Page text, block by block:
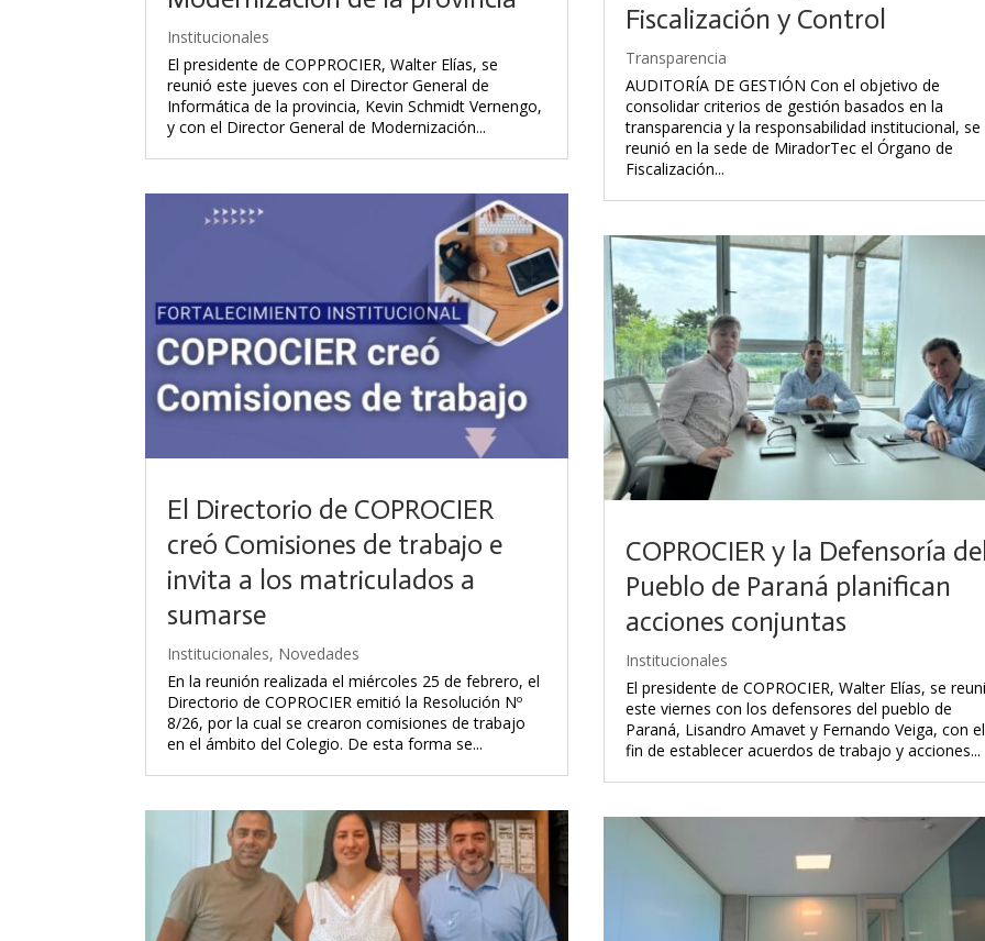
Institucionales
El presidente de COPPROCIER, Walter Elías, se
reunió este jueves con el Director General de
Informática de la provincia, Kevin Schmidt Vernengo,
y con el Director General de Modernización...
El Directorio de COPROCIER
creó Comisiones de trabajo e
invita a los matriculados a
sumarse
Institucionales, Novedades
En la reunión realizada el miércoles 25 de febrero, el
Directorio de COPROCIER emitió la Resolución Nº
8/26, por la cual se crearon comisiones de trabajo
en el ámbito del Colegio. De esta forma se...
Fiscalización y Control
Transparencia
AUDITORÍA DE GESTIÓN Con el objetivo de
consolidar criterios de gestión basados en la
transparencia y la responsabilidad institucional, se
reunió en la sede de MiradorTec el Órgano de
Fiscalización...
COPROCIER y la Defensoría
Pueblo de Paraná planifican
acciones conjuntas
Institucionales
El presidente de COPROCIER, Walter Elías, se
este viernes con los defensores del pueblo de
Paraná, Lisandro Amavet y Fernando Veiga, con el
fin de establecer acuerdos de trabajo y acciones...